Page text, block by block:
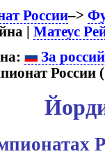
России–>
|Матеус
За
России (